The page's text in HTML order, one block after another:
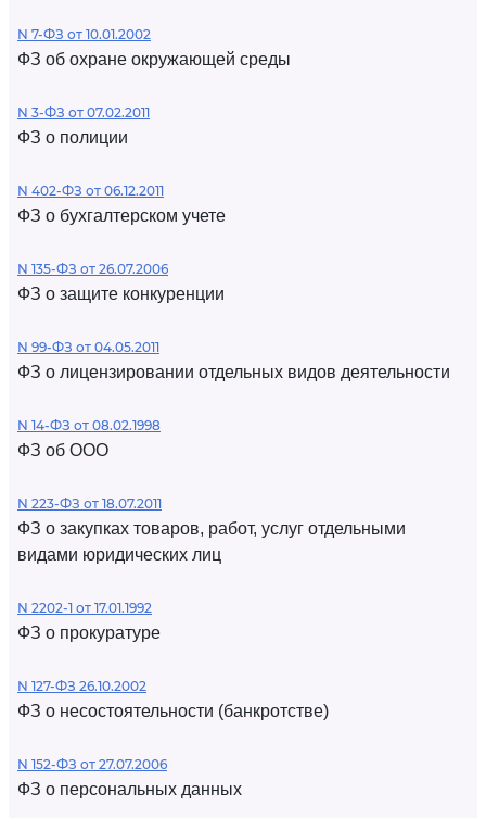
N 7-ФЗ от 10.01.2002
ФЗ об охране окружающей среды
N 3-ФЗ от 07.02.2011
ФЗ о полиции
N 402-ФЗ от 06.12.2011
ФЗ о бухгалтерском учете
N 135-ФЗ от 26.07.2006
ФЗ о защите конкуренции
N 99-ФЗ от 04.05.2011
ФЗ о лицензировании отдельных видов деятельности
N 14-ФЗ от 08.02.1998
ФЗ об ООО
N 223-ФЗ от 18.07.2011
ФЗ о закупках товаров, работ, услуг отдельными
видами юридических лиц
N 2202-1 от 17.01.1992
ФЗ о прокуратуре
N 127-ФЗ 26.10.2002
ФЗ о несостоятельности (банкротстве)
N 152-ФЗ от 27.07.2006
ФЗ о персональных данных